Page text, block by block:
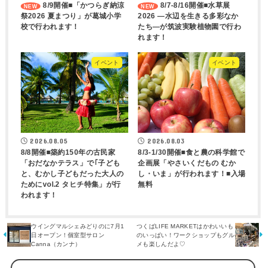
8/9開催■「かつらぎ納涼
祭2026 夏まつり」が葛城小学
校で行われます！
8/7-8/16開催■水草展
2026 ―水辺を生きる多彩なか
たち―が筑波実験植物園で行わ
れます！
イベント
2026.08.05
8/8開催■築約150年の古民家
「おだなかテラス」で｢子ども
と、むかし子どもだった大人の
ためにvol.2 タヒチ特集」が行
われます！
イベント
2026.08.03
8/3-1/30開催■食と農の科学館で
企画展「やさいくだもの むか
し・いま」が行われます！■入場
無料
ウイングマルシェみどりのに7月1
日オープン！個室型サロン
Canna（カンナ）
つくばLIFE MARKETはかわいいも
のいっぱい！ワークショップもグル
メも楽しんだよ♡